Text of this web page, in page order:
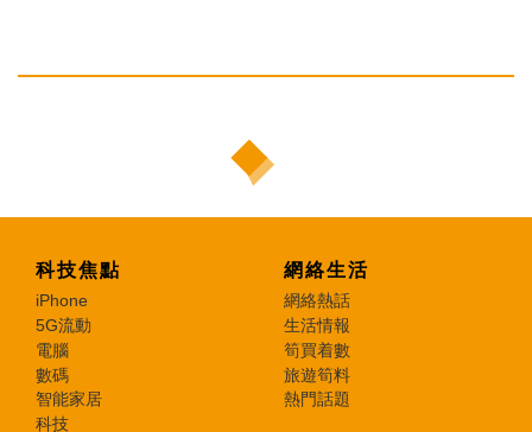
科技焦點
iPhone
5G流動
電腦
數碼
智能家居
科技
網絡生活
網絡熱話
生活情報
筍買着數
旅遊筍料
熱門話題